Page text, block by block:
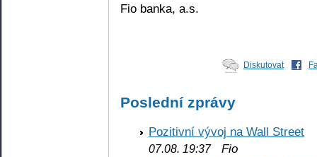
Fio banka, a.s.
Diskutovat
Poslední zprávy
Pozitivní vývoj na Wall Street
07.08. 19:37Fio